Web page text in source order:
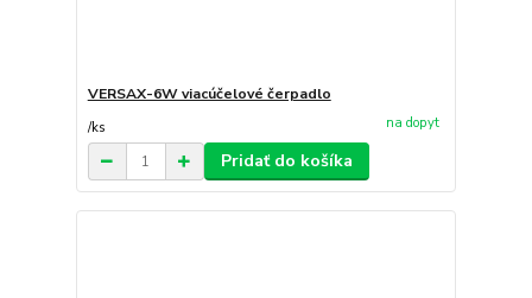
VERSAX-6W viacúčelové čerpadlo
/ks na dopyt
Pridať do košíka